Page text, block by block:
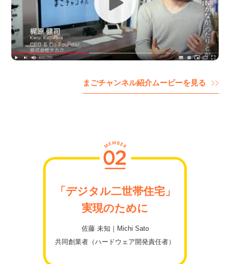
まごチャンネル紹介ムービーを見る
「デジタル二世帯住宅」
実現のために
佐藤 未知｜Michi Sato
共同創業者（ハードウェア開発責任者）